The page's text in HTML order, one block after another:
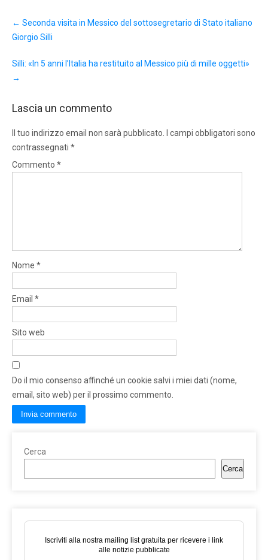
navigation
← Seconda visita in Messico del sottosegretario di Stato italiano
Giorgio Silli
Silli: «In 5 anni l’Italia ha restituito al Messico più di mille oggetti»
→
Lascia un commento
Il tuo indirizzo email non sarà pubblicato.
I campi obbligatori sono
contrassegnati *
Commento *
Nome *
Email *
Sito web
Do il mio consenso affinché un cookie salvi i miei dati (nome,
email, sito web) per il prossimo commento.
Cerca
Cerca
Iscriviti alla nostra mailing list gratuita per ricevere i link
alle notizie pubblicate